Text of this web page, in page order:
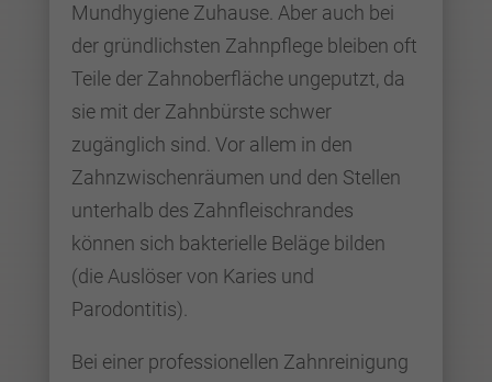
Mundhygiene Zuhause. Aber auch bei
der gründlichsten Zahnpflege bleiben oft
Teile der Zahnoberfläche ungeputzt, da
sie mit der Zahnbürste schwer
zugänglich sind. Vor allem in den
Zahnzwischenräumen und den Stellen
unterhalb des Zahnfleischrandes
können sich bakterielle Beläge bilden
(die Auslöser von Karies und
Parodontitis).
Bei einer professionellen Zahnreinigung